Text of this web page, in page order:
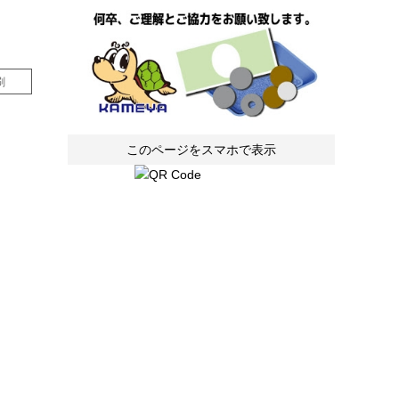
このページをスマホで表示